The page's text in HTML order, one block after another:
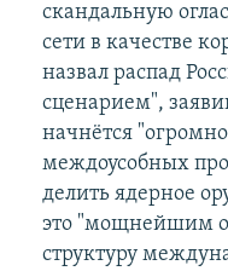
скандальную
сети в качестве
назвал распад
сценарием",
начнётся
междоусобных
делить ядерное
это "мощнейшим
структуру